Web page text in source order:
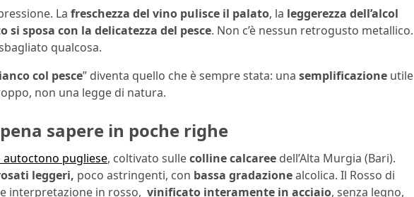
La freschezza del vino pulisce il palato, la leggerezza dell’alcol
si sposa con la delicatezza del pesce. Non c’è nessun retrogusto metallico.
qualcosa.
col pesce” diventa quello che è sempre stata: una semplificazione utile
non una legge di natura.
sapere in poche righe
pugliese, coltivato sullecolline calcaree dell’Alta Murgia (Bari).
leggeri, poco astringenti, con bassa gradazionealcolica. Il Rosso di
interpretazione in rosso, vinificato interamente in acciaio, senza legno,